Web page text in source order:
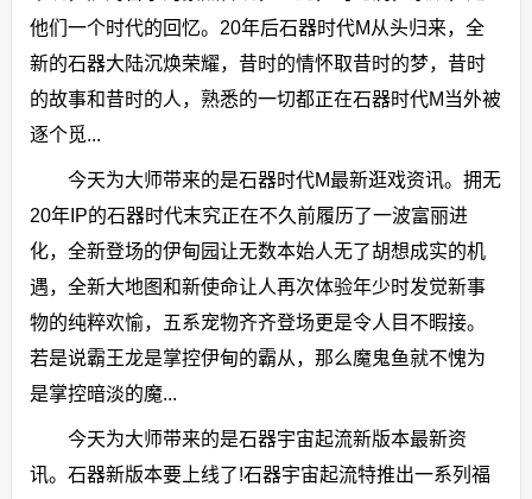
他们一个时代的回忆。20年后石器时代M从头归来，全
新的石器大陆沉焕荣耀，昔时的情怀取昔时的梦，昔时
的故事和昔时的人，熟悉的一切都正在石器时代M当外被
逐个觅...
今天为大师带来的是石器时代M最新逛戏资讯。拥无
20年IP的石器时代末究正在不久前履历了一波富丽进
化，全新登场的伊甸园让无数本始人无了胡想成实的机
遇，全新大地图和新使命让人再次体验年少时发觉新事
物的纯粹欢愉，五系宠物齐齐登场更是令人目不暇接。
若是说霸王龙是掌控伊甸的霸从，那么魔鬼鱼就不愧为
是掌控暗淡的魔...
今天为大师带来的是石器宇宙起流新版本最新资
讯。石器新版本要上线了!石器宇宙起流特推出一系列福